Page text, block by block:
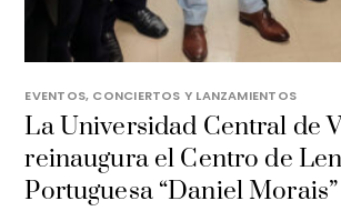
EVENTOS, CONCIERTOS Y LANZAMIENTOS
La Universidad Central de
reinaugura el Centro de
Portuguesa “Daniel